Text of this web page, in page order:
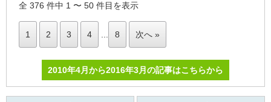
全 376 件中 1 〜 50 件目を表示
1 2 3 4 8 次へ »
2010年4月から2016年3月の記事はこちらから